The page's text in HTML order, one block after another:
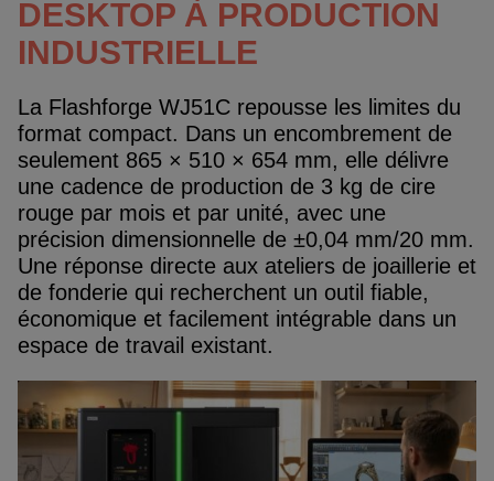
DESKTOP À PRODUCTION
INDUSTRIELLE
La Flashforge WJ51C repousse les limites du
format compact. Dans un encombrement de
seulement 865 × 510 × 654 mm, elle délivre
une cadence de production de 3 kg de cire
rouge par mois et par unité, avec une
précision dimensionnelle de ±0,04 mm/20 mm.
Une réponse directe aux ateliers de joaillerie et
de fonderie qui recherchent un outil fiable,
économique et facilement intégrable dans un
espace de travail existant.